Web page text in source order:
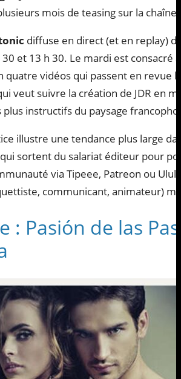
mois de teasing sur la chaîne.
diffuse en direct (et en replay)
et 13 h 30. Le mardi est consacré
quatre vidéos qui passent en revue
veut suivre la création de JDR en
plus instructifs du paysage
illustre une tendance plus large
sortent du salariat éditeur pour
via Tipeee, Patreon ou
communicant, animateur)
: Pasión de las